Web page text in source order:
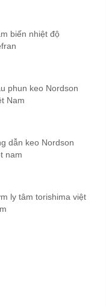
biến nhiệt độ
phun keo Nordson
Nam
dẫn keo Nordson
nam
ly tâm torishima việt